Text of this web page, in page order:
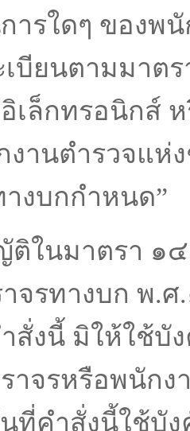
ารใดๆ ของพ
บียนตามมาต
เล็กทรอนิกส์
านตํารวจแห่
งบกกําหนด”
ในมาตรา ๑๔
จรทางบก พ.
สั่งนี้ มิให้ใช้บั
าจรหรือพนักง
ที่คําสั่งนี้ใช้บั